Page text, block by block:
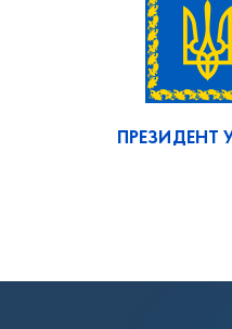
ПРЕЗИДЕНТ